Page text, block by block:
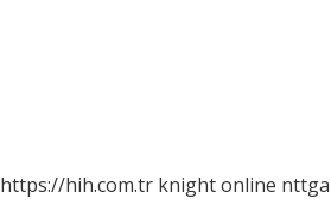
https://hih.com.tr knight online